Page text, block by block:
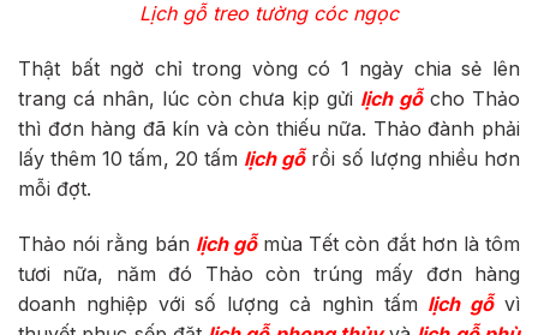
Lịch gỗ treo tường cóc ngọc
Thật bất ngờ chỉ trong vòng có 1 ngày chia sẻ lên
trang cá nhân, lúc còn chưa kịp gửi lịch gỗcho Thảo
thì đơn hàng đã kín và còn thiếu nữa. Thảo đành phải
lấy thêm 10 tấm, 20 tấm lịch gỗrồi số lượng nhiều hơn
mỗi đợt.
Thảo nói rằng bán lịch gỗmùa Tết còn đắt hơn là tôm
tươi nữa, năm đó Thảo còn trúng mấy đơn hàng
doanh nghiệp với số lượng cả nghìn tấm lịch gỗvì